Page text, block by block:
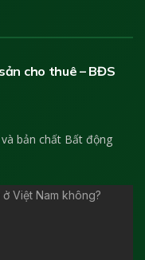
cho thuê – BĐS
bản chất Bất động